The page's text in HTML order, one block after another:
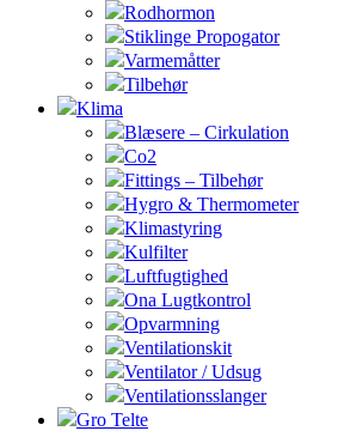
Rodhormon
Stiklinge Propogator
Varmemåtter
Tilbehør
Klima
Blæsere – Cirkulation
Co2
Fittings – Tilbehør
Hygro & Thermometer
Klimastyring
Kulfilter
Luftfugtighed
Ona Lugtkontrol
Opvarmning
Ventilationskit
Ventilator / Udsug
Ventilationsslanger
Gro Telte